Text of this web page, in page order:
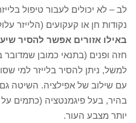
לב – לא יכולים לעבור טיפול
נקודות חן או קעקועים (הלייזר
באילו אזורים אפשר להסיר
חזה ופנים (בתנאי כמובן
למשל, ניתן להסיר בלייזר למי
עם שילוב של אפילציה. השיטה
בהיר, בעל פיגמנטציה (כתמים
יותר מצבע העור.